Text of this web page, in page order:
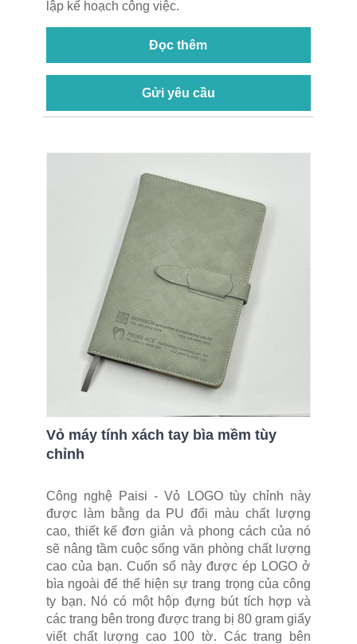
lập kế hoạch công việc.
Đọc thêm
Gửi yêu cầu
Vỏ máy tính xách tay bìa mềm tùy
chỉnh
Công nghệ Paisi - Vỏ LOGO tùy chỉnh này
được làm bằng da PU đổi màu chất lượng
cao, thiết kế đơn giản và phong cách của nó
sẽ nâng tầm cuộc sống văn phòng chất lượng
cao của bạn. Cuốn sổ này được ép LOGO ở
bìa ngoài để thể hiện sự trang trọng của công
ty bạn. Nó có một hộp đựng bút tích hợp và
các trang bên trong được trang bị 80 gram giấy
viết chất lượng cao 100 tờ. Các trang bên